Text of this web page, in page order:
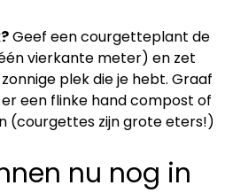
Geef een courgetteplant de
vierkante meter) en zet
plek die je hebt. Graaf
een flinke hand compost of
(courgettes zijn grote eters!)
nu nog in